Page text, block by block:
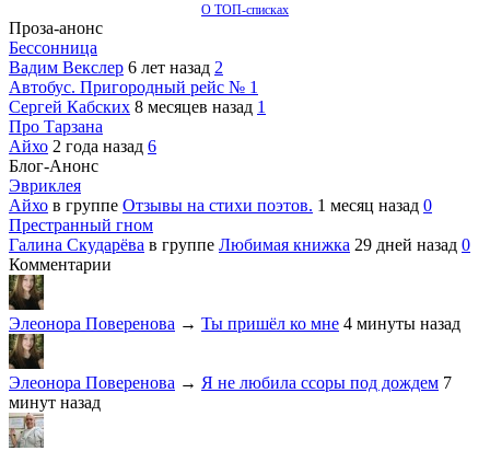
О ТОП-списках
Проза-анонс
Бессонница
Вадим Векслер 6 лет назад 2
Автобус. Пригородный рейс № 1
Сергей Кабских 8 месяцев назад 1
Про Тарзана
Айхо 2 года назад 6
Блог-Анонс
Эвриклея
Айхо в группе Отзывы на стихи поэтов. 1 месяц назад 0
Престранный гном
Галина Скударёва в группе Любимая книжка 29 дней назад 0
Комментарии
Элеонора Поверенова → Ты пришёл ко мне 4 минуты назад
Элеонора Поверенова → Я не любила ссоры под дождем 7
минут назад